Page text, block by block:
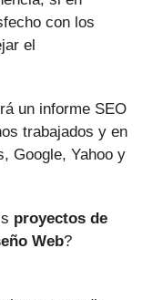
con los
el
un informe SEO
trabajados y en
Google, Yahoo y
proyectos de
Web?